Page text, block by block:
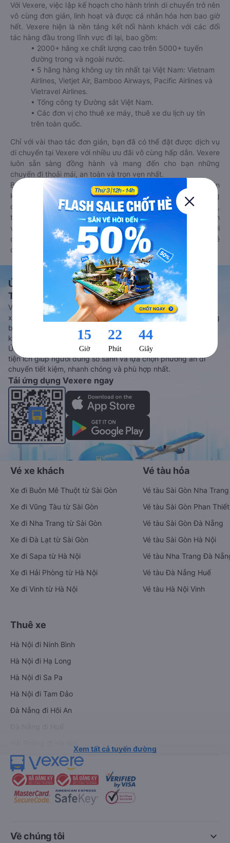
Với Vexere, việc lập kế hoạch cho hành trình di chuyển trở nên
vô cùng đơn giản, linh hoạt và được cá nhân hóa hơn bao giờ
hết. Vexere hiện là nền tảng kết nối hành khách với các đối
tác hàng đầu trong lĩnh vực đi lại, bao gồm:
• 2000+ hãng xe chất lượng cao trên 5000+ tuyến
đường trong và ngoài nước.
• 5 hãng hàng không uy tín nhất tại Việt Nam: Vietnam
Airlines, Vietjet Air, Bamboo Airways, Pacific Airlines và
Vietravel Airlines.
• Tổng công ty Đường sắt Việt Nam.
• Các đơn vị cho thuê xe máy, thuê xe du lịch uy tín
trên toàn quốc.
Chỉ với vài thao tác đơn giản, bạn đã có thể đặt được dịch vụ
di chuyển tại Vexere với nhiều ưu đãi vô cùng hấp dẫn. Vexere
luôn sẵn sàng đồng hành và mang đến cho bạn những
chuyến đi thoải mái, an toàn và trọn vẹn nhất.
Bên cạnh đó, bạn có thể tham khảo thêm các phương tiện
khác tại
Goyolo.com
cho chuyến đi sắp tới. Goyolo là nền tảng
đặt vé cho phép người dùng so sánh giá cả, giờ khởi hành,
thời gian di chuyển của nhiều phương tiện máy bay, xe khách
và tàu hoả. Hệ thống của Goyolo được liên kết trực tiếp với
các hãng máy bay, xe khách và tàu hoả, luôn đảm bảo có vé
cho bạn di chuyển.
Ứng dụng đặt vé Xe khách, Máy bay,
Tàu hoả và Thuê xe
Vexere - ứng dụng đặt vé đa phương tiện với hơn 3000+ nhà
xe chất lượng cao, 5000+ tuyến đường toàn quốc, tất cả hãng
bay và hãng tàu cùng dịch vụ thuê xe máy, xe du lịch phủ
khắp các tỉnh thành tại Việt Nam.
Ứng dụng hiển thị thông tin đầy đủ, minh bạch cùng vô vàn
tiện ích giúp người dùng so sánh và lựa chọn phương án di
chuyển tiết kiệm, nhanh chóng và phù hợp nhất.
Tải ứng dụng Vexere ngay
Vé xe khách
Xe đi Buôn Mê Thuột từ Sài Gòn
Xe đi Vũng Tàu từ Sài Gòn
Xe đi Nha Trang từ Sài Gòn
Xe đi Đà Lạt từ Sài Gòn
Xe đi Sapa từ Hà Nội
Xe đi Hải Phòng từ Hà Nội
Xe đi Vinh từ Hà Nội
Vé tàu hỏa
Vé tàu Sài Gòn Nha Trang
Vé tàu Sài Gòn Phan Thiết
Vé tàu Sài Gòn Đà Nẵng
Vé tàu Sài Gòn Hà Nội
Vé tàu Nha Trang Đà
Vé tàu Đà Nẵng Huế
Vé tàu Hà Nội Vinh
Thuê xe
Hà Nội đi Ninh Bình
Hà Nội đi Hạ Long
Hà Nội đi Sa Pa
Hà Nội đi Tam Đảo
Đà Nẵng đi Hội An
Xem tất cả tuyến đường
keyboard_arrow_down
Về chúng tôi